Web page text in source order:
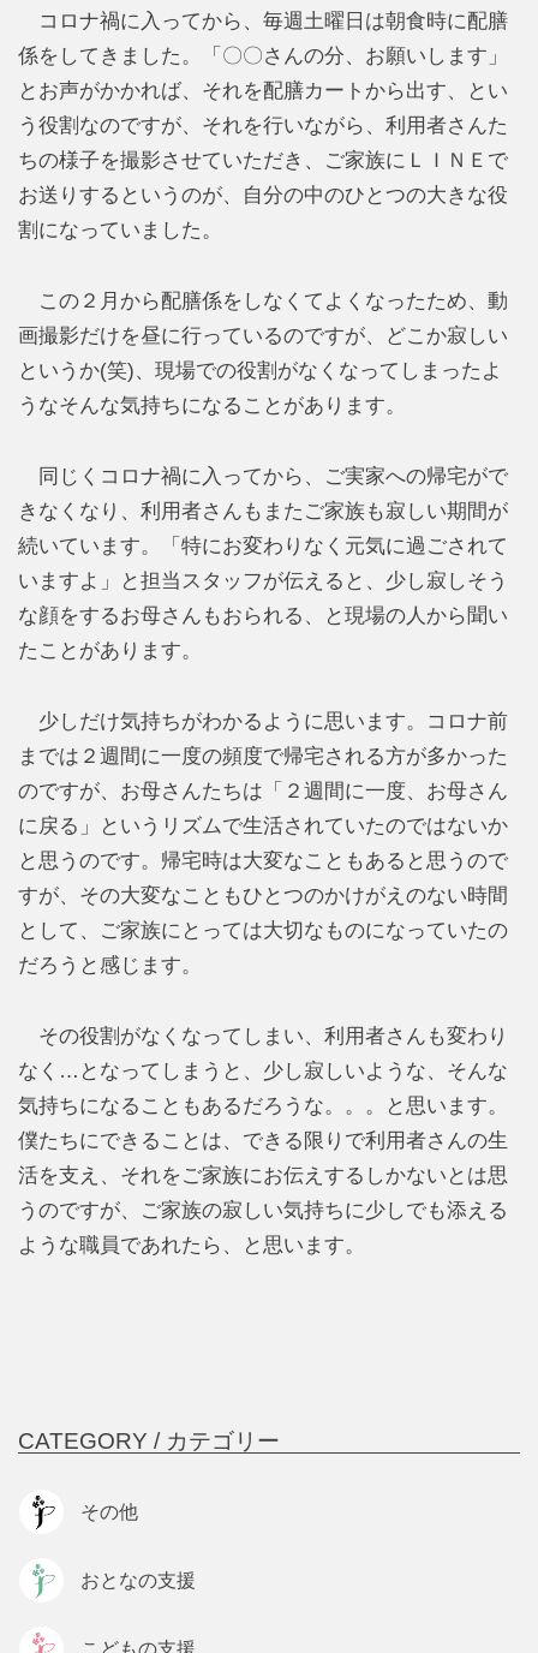
コロナ禍に入ってから、毎週土曜日は朝食時に配膳
係をしてきました。「〇〇さんの分、お願いします」
とお声がかかれば、それを配膳カートから出す、とい
う役割なのですが、それを行いながら、利用者さんた
ちの様子を撮影させていただき、ご家族にＬＩＮＥで
お送りするというのが、自分の中のひとつの大きな役
割になっていました。
この２月から配膳係をしなくてよくなったため、動
画撮影だけを昼に行っているのですが、どこか寂しい
というか(笑)、現場での役割がなくなってしまったよ
うなそんな気持ちになることがあります。
同じくコロナ禍に入ってから、ご実家への帰宅がで
きなくなり、利用者さんもまたご家族も寂しい期間が
続いています。「特にお変わりなく元気に過ごされて
いますよ」と担当スタッフが伝えると、少し寂しそう
な顔をするお母さんもおられる、と現場の人から聞い
たことがあります。
少しだけ気持ちがわかるように思います。コロナ前
までは２週間に一度の頻度で帰宅される方が多かった
のですが、お母さんたちは「２週間に一度、お母さん
に戻る」というリズムで生活されていたのではないか
と思うのです。帰宅時は大変なこともあると思うので
すが、その大変なこともひとつのかけがえのない時間
として、ご家族にとっては大切なものになっていたの
だろうと感じます。
その役割がなくなってしまい、利用者さんも変わり
なく…となってしまうと、少し寂しいような、そんな
気持ちになることもあるだろうな。。。と思います。
僕たちにできることは、できる限りで利用者さんの生
活を支え、それをご家族にお伝えするしかないとは思
うのですが、ご家族の寂しい気持ちに少しでも添える
ような職員であれたら、と思います。
CATEGORY / カテゴリー
その他
おとなの支援
こどもの支援